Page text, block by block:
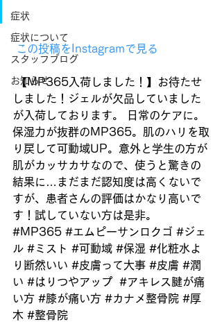
症状
症状について
スタッフブログ
お知らせ
この投稿をInstagramで見る
【MP365入荷しました！】お待たせ
しました！ジェルが欠品していました
が入荷しております。 日常のケアに。
保湿力が抜群のMP365。肌のハリを取
り戻して可動域UP。意外と学生の方が
肌がカッサカサなので、使うと驚きの
結果に…まだまだ認知度は高くないで
すが、患者さんの評価はかなり高いで
す！試していない方は是非。
#MP365 #エムピーサンロクゴ #ジェ
ル #ミスト #可動域 #保湿 #化粧水よ
り断然いい #皮膚って大事 #皮膚 #潤
い #はりつやアップ  #アキレス腱が痛
い方 #膝が痛い方 #カナメ整骨院 #厚
木 #整骨院